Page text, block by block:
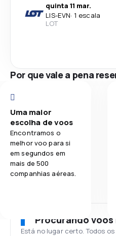
quinta 11 mar.
LIS-EVN· 1 escala
LOT
Por que vale a pena
Uma maior
escolha de voos
Encontramos o
melhor voo para si
em segundos em
mais de 500
companhias aéreas.
Procurando
Está no lugar certo. Todos